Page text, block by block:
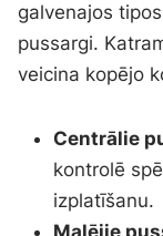
galvenajos
pussargi.
veicina kopējo
Centrālie
kontrolē
izplatīšanu.